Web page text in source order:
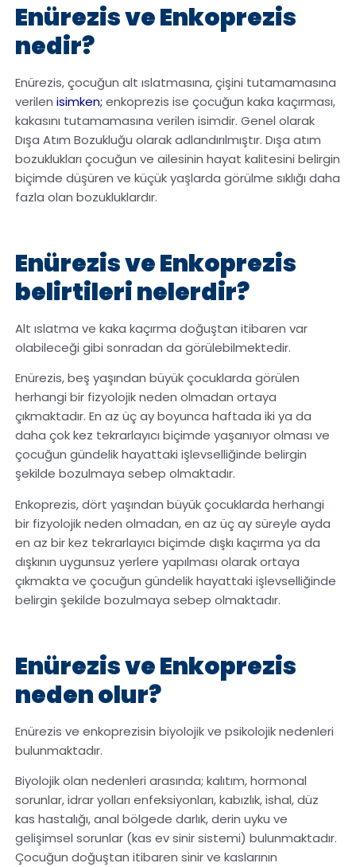
Enürezis ve Enkoprezis
nedir?
Enürezis, çocuğun alt ıslatmasına, çişini tutamamasına
verilen isimken; enkoprezis ise çocuğun kaka kaçırması,
kakasını tutamamasına verilen isimdir. Genel olarak
Dışa Atım Bozukluğu olarak adlandırılmıştır. Dışa atım
bozuklukları çocuğun ve ailesinin hayat kalitesini belirgin
biçimde düşüren ve küçük yaşlarda görülme sıklığı daha
fazla olan bozukluklardır.
Enürezis ve Enkoprezis
belirtileri nelerdir?
Alt ıslatma ve kaka kaçırma doğuştan itibaren var
olabileceği gibi sonradan da görülebilmektedir.
Enürezis, beş yaşından büyük çocuklarda görülen
herhangi bir fizyolojik neden olmadan ortaya
çıkmaktadır. En az üç ay boyunca haftada iki ya da
daha çok kez tekrarlayıcı biçimde yaşanıyor olması ve
çocuğun gündelik hayattaki işlevselliğinde belirgin
şekilde bozulmaya sebep olmaktadır.
Enkoprezis, dört yaşından büyük çocuklarda herhangi
bir fizyolojik neden olmadan, en az üç ay süreyle ayda
en az bir kez tekrarlayıcı biçimde dışkı kaçırma ya da
dışkının uygunsuz yerlere yapılması olarak ortaya
çıkmakta ve çocuğun gündelik hayattaki işlevselliğinde
belirgin şekilde bozulmaya sebep olmaktadır.
Enürezis ve Enkoprezis
neden olur?
Enürezis ve enkoprezisin biyolojik ve psikolojik nedenleri
bulunmaktadır.
Biyolojik olan nedenleri arasında; kalıtım, hormonal
sorunlar, idrar yolları enfeksiyonları, kabızlık, ishal, düz
kas hastalığı, anal bölgede darlık, derin uyku ve
gelişimsel sorunlar (kas ev sinir sistemi) bulunmaktadır.
Çocuğun doğuştan itibaren sinir ve kaslarının